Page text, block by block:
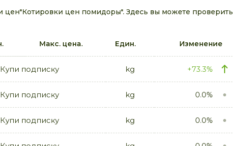
цен помидоры". Здесь вы можете проверить
Макс. цена. Един. Изменение
Купи подписку kg +73.3%
Купи подписку kg 0.0%
Купи подписку kg 0.0%